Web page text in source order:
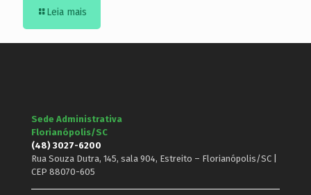
Leia mais
Sede Administrativa
Florianópolis/SC
(48) 3027-6200
Rua Souza Dutra, 145, sala 904, Estreito – Florianópolis/SC |
CEP 88070-605